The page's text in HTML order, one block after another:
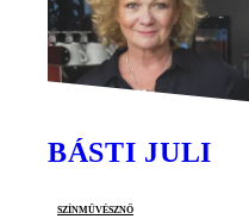
BÁSTI JULI
színművésznő